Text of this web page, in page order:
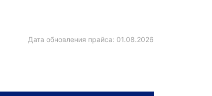
Дата обновления прайса: 01.08.2026